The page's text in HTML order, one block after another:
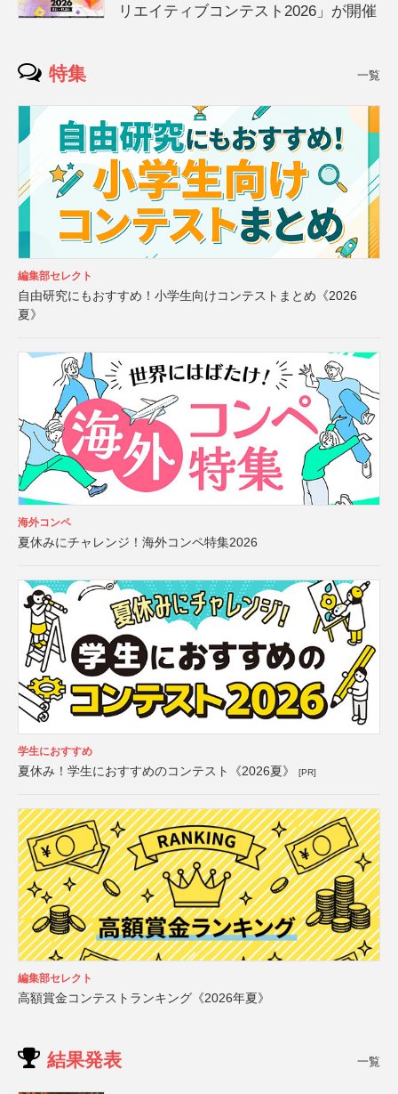
リエイティブコンテスト2026」が開催
特集 一覧
編集部セレクト
自由研究にもおすすめ！小学生向けコンテストまとめ《2026
夏》
海外コンペ
夏休みにチャレンジ！海外コンペ特集2026
学生におすすめ
夏休み！学生におすすめのコンテスト《2026夏》 [PR]
編集部セレクト
高額賞金コンテストランキング《2026年夏》
結果発表 一覧